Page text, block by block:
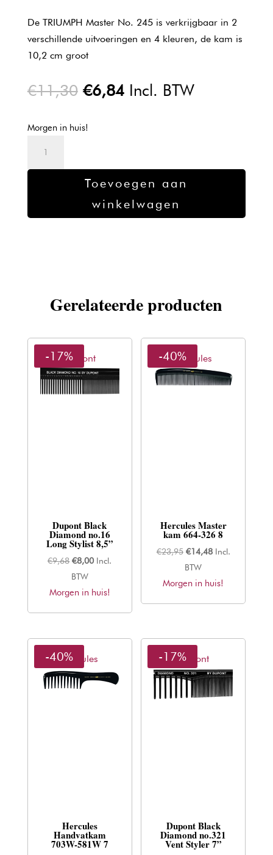
De TRIUMPH Master No. 245 is verkrijgbaar in 2
verschillende uitvoeringen en 4 kleuren, de kam is
10,2 cm groot
€11,30 Oorspronkelijke
was:
€6,84Huidige
Incl. BTW
Morgen in huis!
Toevoegen aan
winkelwagen
Gerelateerde producten
Dupont
-17%
Dupont Black
Diamond no.16
Long Stylist 8,5”
€9,68 Oorspronkelijke
prijs
was:
€8,00Huidige
is:
Incl.
BTW
Morgen in huis!
Hercules
-40%
Hercules Master
kam 664-326 8
€23,95 Oorspronkelijke
prijs
was:
€14,48Huidige
is:
Incl.
BTW
Morgen in huis!
Hercules
-40%
Hercules
Handvatkam
703W-581W 7
Dupont
-17%
Dupont Black
Diamond no.321
Vent Styler 7”